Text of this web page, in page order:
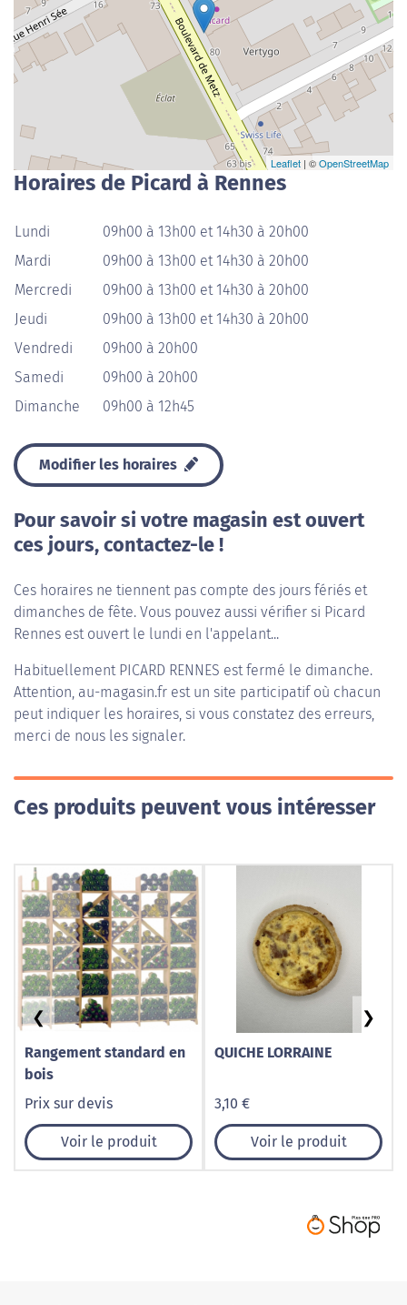
Leaflet | ©OpenStreetMap
Horaires de Picard à Rennes
Lundi
09h00 à 13h00 et 14h30 à 20h00
Mardi
09h00 à 13h00 et 14h30 à 20h00
Mercredi
09h00 à 13h00 et 14h30 à 20h00
Jeudi
09h00 à 13h00 et 14h30 à 20h00
Vendredi
09h00 à 20h00
Samedi
09h00 à 20h00
Dimanche
09h00 à 12h45
Modifier les horaires
Pour savoir si votre magasin est ouvert
ces jours, contactez-le !
Ces horaires ne tiennent pas compte des jours fériés et
dimanches de fête. Vous pouvez aussi vérifier si Picard
Rennes est ouvert le lundi en l'appelant...
Habituellement PICARD RENNES est fermé le dimanche.
Attention, au-magasin.fr est un site participatif où chacun
peut indiquer les horaires, si vous constatez des erreurs,
merci de nous les signaler.
Ces produits peuvent vous intéresser
Rangement standard en
bois
Prix sur devis
Voir le produit
QUICHE LORRAINE
3,10 €
Voir le produit
❮ ❯